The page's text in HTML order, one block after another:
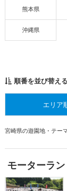
熊本県
沖縄県
順番を並び替える
エリア
宮崎県の遊園地・テー
モーターラ